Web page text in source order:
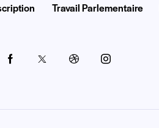
Travail Parlementaire